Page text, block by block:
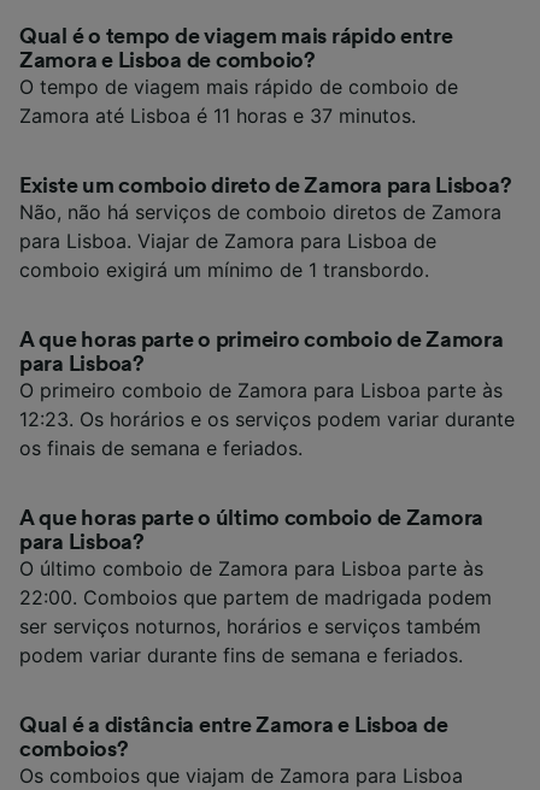
Qual é o tempo de viagem mais rápido entre
Zamora e Lisboa de comboio?
O tempo de viagem mais rápido de comboio de
Zamora até Lisboa é 11 horas e 37 minutos.
Existe um comboio direto de Zamora para Lisboa?
Não, não há serviços de comboio diretos de Zamora
para Lisboa. Viajar de Zamora para Lisboa de
comboio exigirá um mínimo de 1 transbordo.
A que horas parte o primeiro comboio de Zamora
para Lisboa?
O primeiro comboio de Zamora para Lisboa parte às
12:23. Os horários e os serviços podem variar durante
os finais de semana e feriados.
A que horas parte o último comboio de Zamora
para Lisboa?
O último comboio de Zamora para Lisboa parte às
22:00. Comboios que partem de madrigada podem
ser serviços noturnos, horários e serviços também
podem variar durante fins de semana e feriados.
Qual é a distância entre Zamora e Lisboa de
comboios?
Os comboios que viajam de Zamora para Lisboa